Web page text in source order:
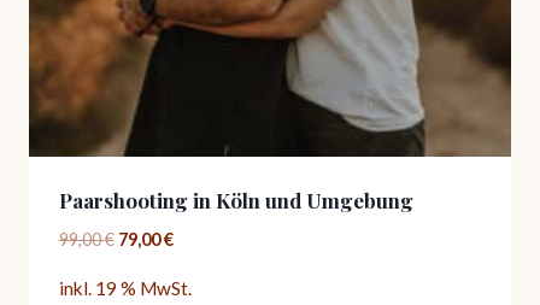
Paarshooting in Köln und Umgebung
99,00€ Ursprünglicher
war:
79,00€Aktueller
ist:
inkl. 19 % MwSt.